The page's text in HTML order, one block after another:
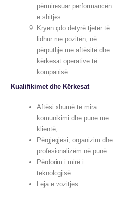
përmirësuar performancën
e shitjes.
Kryen çdo detyrë tjetër të
lidhur me pozitën, në
përputhje me aftësitë dhe
kërkesat operative të
kompanisë.
Kualifikimet dhe Kërkesat
Aftësi shumë të mira
komunikimi dhe pune me
klientë;
Përgjegjësi, organizim dhe
profesionalizëm në punë.
Përdorim i mirë i
teknologjisë
Leja e vozitjes